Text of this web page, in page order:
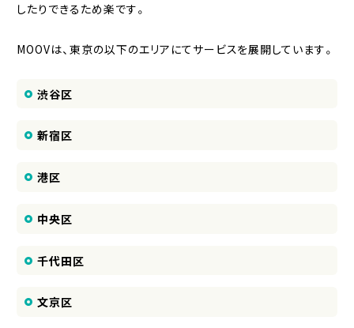
したりできるため楽です。
MOOVは、東京の以下のエリアにてサービスを展開しています。
渋谷区
新宿区
港区
中央区
千代田区
文京区